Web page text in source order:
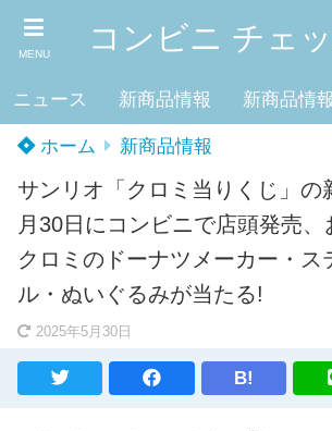
MENU コンビニ チェ
ニュース 新商品情報 新商品情
ホーム 新商品情報
サンリオ「クロミ当りくじ」の
月30日にコンビニで店頭発売、
クロミのドーナツメーカー・ス
ル・ぬいぐるみが当たる!
2025年5月30日
B!